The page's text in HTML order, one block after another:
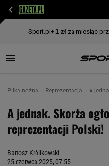
Piłka nożna Reprezentacja A
A jednak. Skorża
reprezentacji Polski!
Bartosz Królikowski
25 czerwca 2025, 07:55